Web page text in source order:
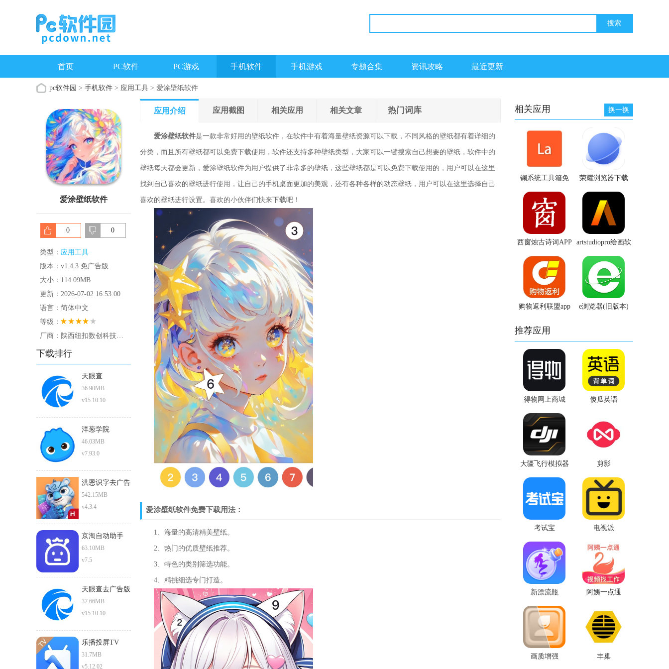
首页 PC软件 PC游戏 手机软件 手机游戏 专题合集 资讯攻略 最近更新
pc软件园 > 手机软件 > 应用工具 > 爱涂壁纸软件
爱涂壁纸软件
0 0
类型： 应用工具
版本：v1.4.3 免广告版
大小：114.09MB
更新：2026-07-02 16:53:00
语言：简体中文
等级：
厂商：陕西纽扣数创科技有限公司
下载排行
天眼查
36.90MB
v15.10.10
洋葱学院
46.03MB
v7.93.0
洪恩识字去广告
版
542.15MB
v4.3.4
京淘自动助手
63.10MB
v7.5
天眼查去广告版
37.66MB
v15.10.10
乐播投屏TV
31.7MB
v5.12.02
应用介绍 应用截图 相关应用 相关文章 热门词库
爱涂壁纸软件是一款非常好用的壁纸软件，在软件中有着海量壁纸资源可以下载，不同风格的壁纸都有着详细的
分类，而且所有壁纸都可以免费下载使用，软件还支持多种壁纸类型，大家可以一键搜索自己想要的壁纸，软件中的
壁纸每天都会更新，爱涂壁纸软件为用户提供了非常多的壁纸，这些壁纸都是可以免费下载使用的，用户可以在这里
找到自己喜欢的壁纸进行使用，让自己的手机桌面更加的美观，还有各种各样的动态壁纸，用户可以在这里选择自己
喜欢的壁纸进行设置。喜欢的小伙伴们快来下载吧！
爱涂壁纸软件免费下载用法：
1、海量的高清精美壁纸。
2、热门的优质壁纸推荐。
3、特色的类别筛选功能。
4、精挑细选专门打造。
相关应用 换一换
镧系统工具箱免
root版
荣耀浏览器下载
2026最新版
西窗烛古诗词APP
artstudiopro绘画软
件
购物返利联盟app e浏览器(旧版本)
推荐应用
得物网上商城 傻瓜英语
大疆飞行模拟器 剪影
考试宝 电视派
新漂流瓶 阿姨一点通
画质增强 丰巢